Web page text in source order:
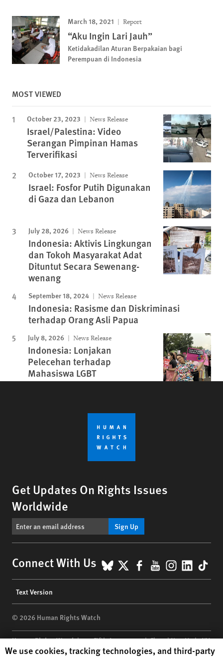
March 18, 2021 Report
“Aku Ingin Lari Jauh”
Ketidakadilan Aturan Berpakaian bagi
Perempuan di Indonesia
MOST VIEWED
October 23, 2023 News Release
Israel/Palestina: Video
Serangan Pimpinan Hamas
Terverifikasi
October 17, 2023 News Release
Israel: Fosfor Putih Digunakan
di Gaza dan Lebanon
July 28, 2026 News Release
Indonesia: Aktivis Lingkungan
dan Tokoh Masyarakat Adat
Dituntut Secara Sewenang-
wenang
September 18, 2024 News Release
Indonesia: Rasisme dan Diskriminasi
terhadap Orang Asli Papua
July 8, 2026 News Release
Indonesia: Lonjakan
Pelecehan terhadap
Mahasiswa LGBT
Get Updates On Rights Issues
Worldwide
Sign Up
Connect With Us BlueSky
X Facebook
YouTube
menu
Text Version
© 2026 Human Rights Watch
Human Rights Watch| 350 Fifth Avenue, 34th Floor | New York,NY
10118-3299USA|t 1.212.290.4700
Human Rights Watch cookie preferences
We use cookies, tracking technologies, and third-party